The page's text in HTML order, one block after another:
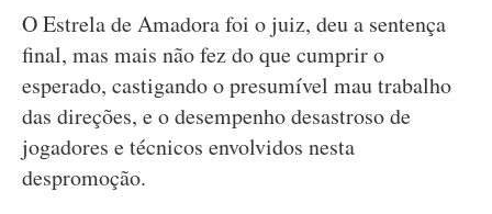
O Estrela de Amadora foi o juiz, deu a sentença
final, mas mais não fez do que cumprir o
esperado, castigando o presumível mau trabalho
das direções, e o desempenho desastroso de
jogadores e técnicos envolvidos nesta
despromoção.